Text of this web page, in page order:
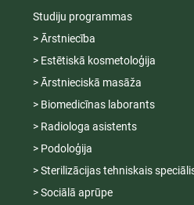
Studiju programmas
> Ārstniecība
> Estētiskā kosmetoloģija
> Ārstnieciskā masāža
> Biomedicīnas laborants
> Radiologa asistents
> Podoloģija
> Sterilizācijas tehniskais
> Sociālā aprūpe